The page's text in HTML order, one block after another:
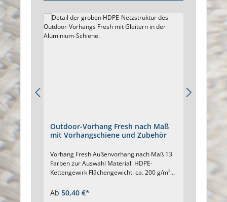
Outdoor-Vorhang Fresh nach Maß
mit Vorhangschiene und Zubehör
Vorhang Fresh Außenvorhang nach Maß 13
Farben zur Auswahl Material: HDPE-
Kettengewirk Flächengewicht: ca. 200 g/m²
stabilisiert, wetterfest verrottungsbeständig,
Ab 50,40 €* Ab